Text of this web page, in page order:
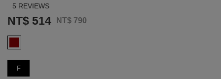
5 REVIEWS
NT$ 514 NT$ 790
F